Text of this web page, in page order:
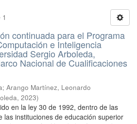
continuada para el Programa
e Inteligencia
Sergio Arboleda,
Nacional de Cualificaciones
; Arango Martínez, Leonardo
, 2023)
en la ley 30 de 1992, dentro de las
las instituciones de educación superior